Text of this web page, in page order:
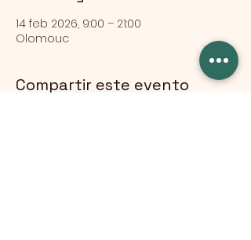
14 feb 2026, 9:00 – 21:00
Olomouc
Compartir este evento